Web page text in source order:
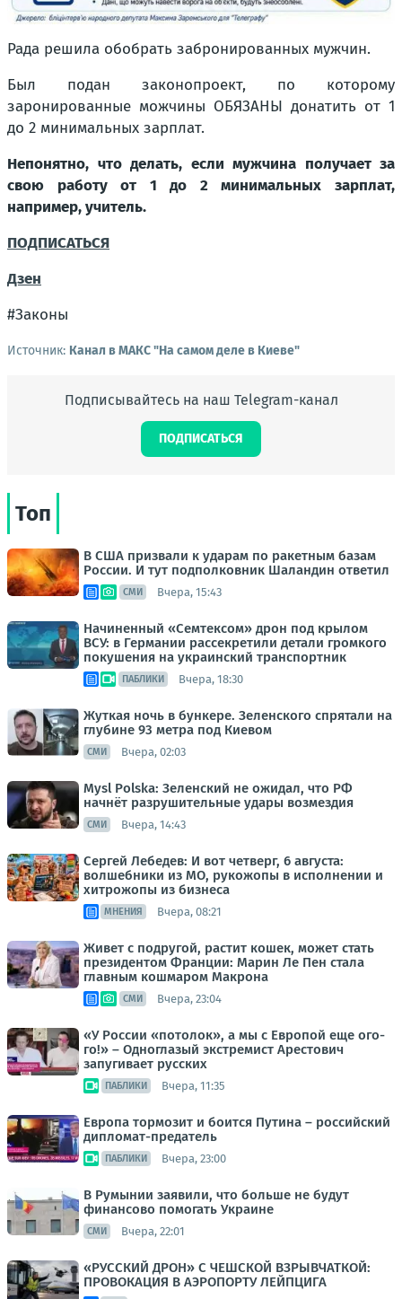
Рада решила обобрать забронированных мужчин.
Был подан законопроект, по которому
заронированные можчины ОБЯЗАНЫ донатить от 1
до 2 минимальных зарплат.
Непонятно, что делать, если мужчина получает за
свою работу от 1 до 2 минимальных зарплат,
например, учитель.
ПОДПИСАТЬСЯ
Дзен
#Законы
Источник: Канал в МАКС "На самом деле в Киеве"
Подписывайтесь на наш Telegram-канал
ПОДПИСАТЬСЯ
Топ
В США призвали к ударам по ракетным базам
России. И тут подполковник Шаландин ответил
СМИ Вчера, 15:43
Начиненный «Семтексом» дрон под крылом
ВСУ: в Германии рассекретили детали громкого
покушения на украинский транспортник
ПАБЛИКИ Вчера, 18:30
Жуткая ночь в бункере. Зеленского спрятали на
глубине 93 метра под Киевом
СМИ Вчера, 02:03
Mysl Polska: Зеленский не ожидал, что РФ
начнёт разрушительные удары возмездия
СМИ Вчера, 14:43
Сергей Лебедев: И вот четверг, 6 августа:
волшебники из МО, рукожопы в исполнении и
хитрожопы из бизнеса
МНЕНИЯ Вчера, 08:21
Живет с подругой, растит кошек, может стать
президентом Франции: Марин Ле Пен стала
главным кошмаром Макрона
СМИ Вчера, 23:04
«У России «потолок», а мы с Европой еще ого-
го!» – Одноглазый экстремист Арестович
запугивает русских
ПАБЛИКИ Вчера, 11:35
Европа тормозит и боится Путина – российский
дипломат-предатель
ПАБЛИКИ Вчера, 23:00
В Румынии заявили, что больше не будут
финансово помогать Украине
СМИ Вчера, 22:01
«РУССКИЙ ДРОН» С ЧЕШСКОЙ ВЗРЫВЧАТКОЙ:
ПРОВОКАЦИЯ В АЭРОПОРТУ ЛЕЙПЦИГА